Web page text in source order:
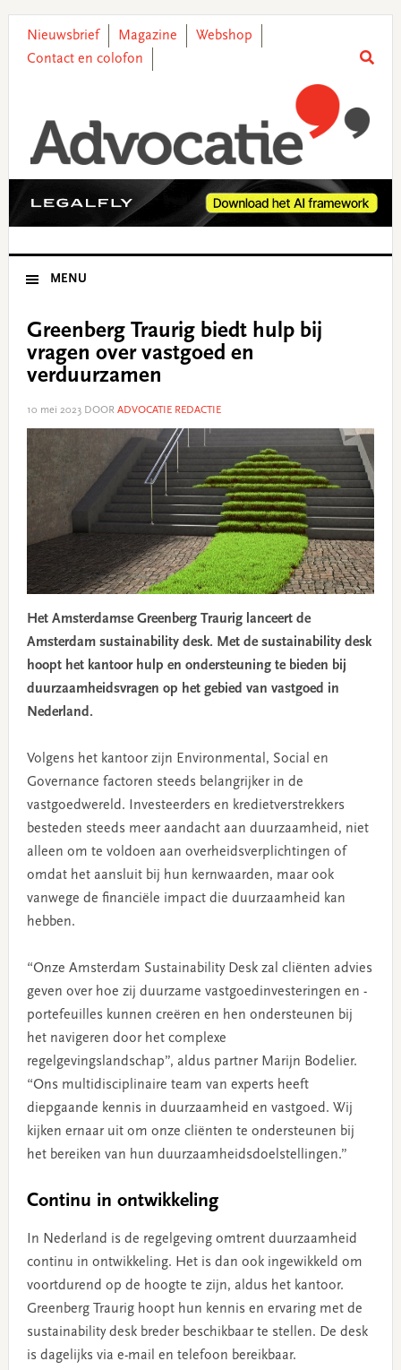
primary
main
primary
footer
Nieuwsbrief Magazine
Webshop
Contact en colofon
MENU
Greenberg Traurig biedt hulp bij
vragen over vastgoed en
verduurzamen
10 mei 2023DOOR ADVOCATIE REDACTIE
Het Amsterdamse Greenberg Traurig lanceert de
Amsterdam sustainability desk. Met de sustainability desk
hoopt het kantoor hulp en ondersteuning te bieden bij
duurzaamheidsvragen op het gebied van vastgoed in
Nederland.
Volgens het kantoor zijn Environmental, Social en
Governance factoren steeds belangrijker in de
vastgoedwereld. Investeerders en kredietverstrekkers
besteden steeds meer aandacht aan duurzaamheid, niet
alleen om te voldoen aan overheidsverplichtingen of
omdat het aansluit bij hun kernwaarden, maar ook
vanwege de financiële impact die duurzaamheid kan
hebben.
“Onze Amsterdam Sustainability Desk zal cliënten advies
geven over hoe zij duurzame vastgoedinvesteringen en -
portefeuilles kunnen creëren en hen ondersteunen bij
het navigeren door het complexe
regelgevingslandschap”, aldus partner Marijn Bodelier.
“Ons multidisciplinaire team van experts heeft
diepgaande kennis in duurzaamheid en vastgoed. Wij
kijken ernaar uit om onze cliënten te ondersteunen bij
het bereiken van hun duurzaamheidsdoelstellingen.”
Continu in ontwikkeling
In Nederland is de regelgeving omtrent duurzaamheid
continu in ontwikkeling. Het is dan ook ingewikkeld om
voortdurend op de hoogte te zijn, aldus het kantoor.
Greenberg Traurig hoopt hun kennis en ervaring met de
sustainability desk breder beschikbaar te stellen. De desk
is dagelijks via e-mail en telefoon bereikbaar.